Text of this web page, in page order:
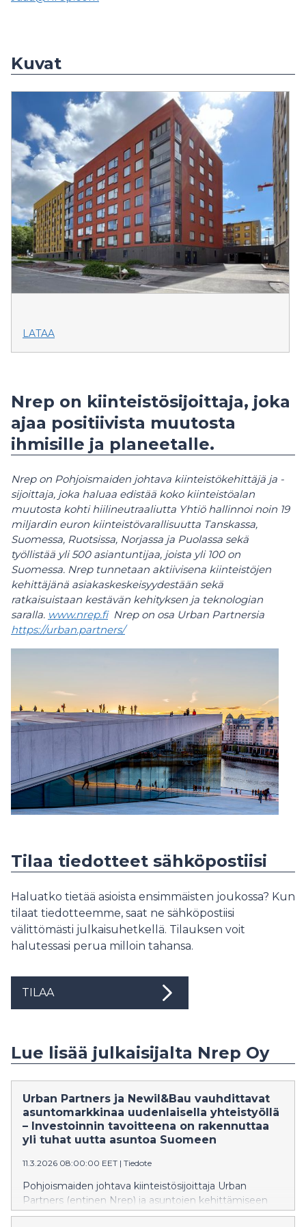
Kuvat
LATAA
Nrep on kiinteistösijoittaja, joka
ajaa positiivista muutosta
ihmisille ja planeetalle.
Nrep on Pohjoismaiden johtava kiinteistökehittäjä ja -
sijoittaja, joka haluaa edistää koko kiinteistöalan
muutosta kohti hiilineutraaliutta Yhtiö hallinnoi noin 19
miljardin euron kiinteistövarallisuutta Tanskassa,
Suomessa, Ruotsissa, Norjassa ja Puolassa sekä
työllistää yli 500 asiantuntijaa, joista yli 100 on
Suomessa. Nrep tunnetaan aktiivisena kiinteistöjen
kehittäjänä asiakaskeskeisyydestään sekä
ratkaisuistaan kestävän kehityksen ja teknologian
saralla. www.nrep.fiNrep on osa Urban Partnersia
https://urban.partners/
Tilaa tiedotteet sähköpostiisi
Haluatko tietää asioista ensimmäisten joukossa? Kun
tilaat tiedotteemme, saat ne sähköpostiisi
välittömästi julkaisuhetkellä. Tilauksen voit
halutessasi perua milloin tahansa.
TILAA
Lue lisää julkaisijalta Nrep Oy
Urban Partners ja Newil&Bau vauhdittavat
asuntomarkkinaa uudenlaisella yhteistyöllä
– Investoinnin tavoitteena on rakennuttaa
yli tuhat uutta asuntoa Suomeen
11.3.2026 08:00:00 EET | Tiedote
Pohjoismaiden johtava kiinteistösijoittaja Urban
Partners (entinen Nrep) ja asuntojen kehittämiseen
erikoistunut Newil&Bau aloittavat strategisen